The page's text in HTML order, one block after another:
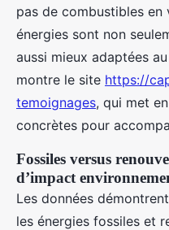
pas de combustibles
énergies sont non
aussi mieux adaptées
montre le site https://
temoignages, qui met
concrètes pour
Fossiles versus
d’impact
Les données
les énergies fossiles et